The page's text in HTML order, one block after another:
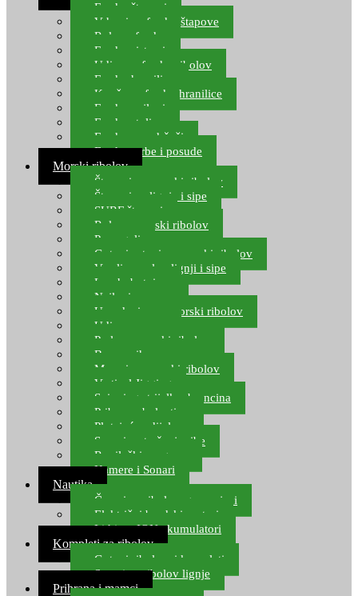
Feeder štapovi
Vrhovi za feeder štapove
Role za feeder
Feeder sistemi
Udice za feeder ribolov
Feeder hranilice
Kopče za feeder hranilice
Feeder najloni
Feeder stolice
Feeder arm držači
Feeder torbe i posude
Morski ribolov
Štapovi za morski ribolov
Štapovi za lignje i sipe
SURF štapovi
Role za morski ribolov
Parangali
Gotovi setovi za morski ribolov
Varalice za lov lignji i sipe
Lov hobotnice
Najloni za more
Upredenice za morski ribolov
Udice za more
Perle za morski ribolov
Brum prihrana za more
Mamci za morski ribolov
Vertical Jigging
Spinning strijelke, brancina
Pribor za bolentino
Plutajuća odijela
Sonari za traženje ribe
Ronilački program
Kamere i Sonari
Nautika
Čamci za ribolov, gumenjaci
Električni brodski motori
Lithium ION akumulatori
Kompleti za ribolov
Gotovi ribolovni kompleti
Setovi za ribolov lignje
Prihrana i mamci